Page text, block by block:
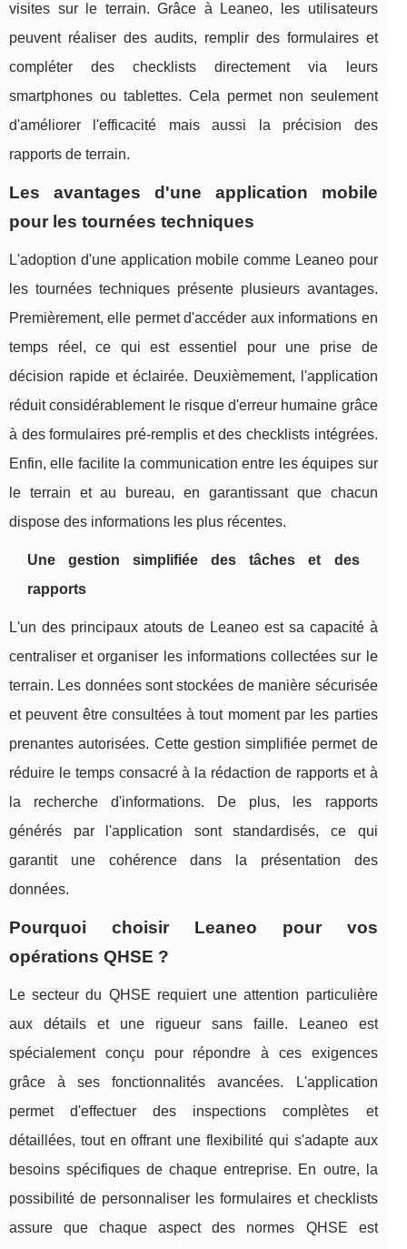
visites sur le terrain. Grâce à Leaneo, les utilisateurs
peuvent réaliser des audits, remplir des formulaires et
compléter des checklists directement via leurs
smartphones ou tablettes. Cela permet non seulement
d'améliorer l'efficacité mais aussi la précision des
rapports de terrain.
Les avantages d'une application mobile
pour les tournées techniques
L'adoption d'une application mobile comme Leaneo pour
les tournées techniques présente plusieurs avantages.
Premièrement, elle permet d'accéder aux informations en
temps réel, ce qui est essentiel pour une prise de
décision rapide et éclairée. Deuxièmement, l'application
réduit considérablement le risque d'erreur humaine grâce
à des formulaires pré-remplis et des checklists intégrées.
Enfin, elle facilite la communication entre les équipes sur
le terrain et au bureau, en garantissant que chacun
dispose des informations les plus récentes.
Une gestion simplifiée des tâches et des
rapports
L'un des principaux atouts de Leaneo est sa capacité à
centraliser et organiser les informations collectées sur le
terrain. Les données sont stockées de manière sécurisée
et peuvent être consultées à tout moment par les parties
prenantes autorisées. Cette gestion simplifiée permet de
réduire le temps consacré à la rédaction de rapports et à
la recherche d'informations. De plus, les rapports
générés par l'application sont standardisés, ce qui
garantit une cohérence dans la présentation des
données.
Pourquoi choisir Leaneo pour vos
opérations QHSE ?
Le secteur du QHSE requiert une attention particulière
aux détails et une rigueur sans faille. Leaneo est
spécialement conçu pour répondre à ces exigences
grâce à ses fonctionnalités avancées. L'application
permet d'effectuer des inspections complètes et
détaillées, tout en offrant une flexibilité qui s'adapte aux
besoins spécifiques de chaque entreprise. En outre, la
possibilité de personnaliser les formulaires et checklists
assure que chaque aspect des normes QHSE est